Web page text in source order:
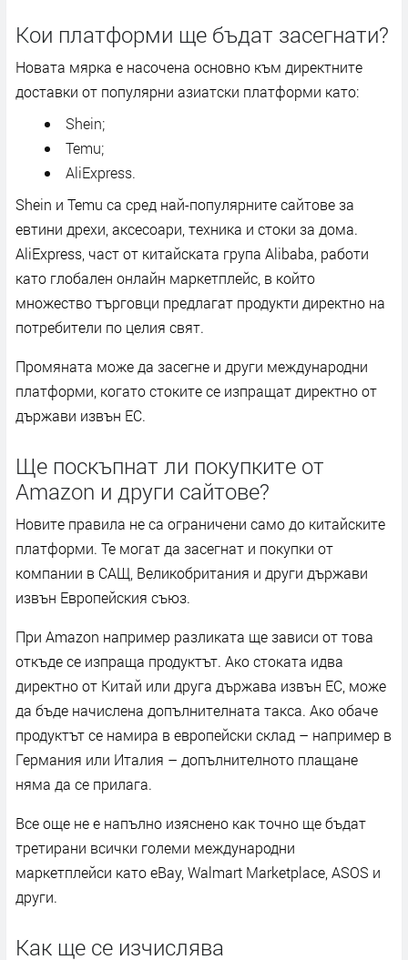
Кои платформи ще бъдат засегнати?
Новата мярка е насочена основно към директните
доставки от популярни азиатски платформи като:
Shein;
Temu;
AliExpress.
Shein и Temu са сред най-популярните сайтове за
евтини дрехи, аксесоари, техника и стоки за дома.
AliExpress, част от китайската група Alibaba, работи
като глобален онлайн маркетплейс, в който
множество търговци предлагат продукти директно на
потребители по целия свят.
Промяната може да засегне и други международни
платформи, когато стоките се изпращат директно от
държави извън ЕС.
Ще поскъпнат ли покупките от
Amazon и други сайтове?
Новите правила не са ограничени само до китайските
платформи. Те могат да засегнат и покупки от
компании в САЩ, Великобритания и други държави
извън Европейския съюз.
При Amazon например разликата ще зависи от това
откъде се изпраща продуктът. Ако стоката идва
директно от Китай или друга държава извън ЕС, може
да бъде начислена допълнителната такса. Ако обаче
продуктът се намира в европейски склад – например в
Германия или Италия – допълнителното плащане
няма да се прилага.
Все още не е напълно изяснено как точно ще бъдат
третирани всички големи международни
маркетплейси като eBay, Walmart Marketplace, ASOS и
други.
Как ще се изчислява